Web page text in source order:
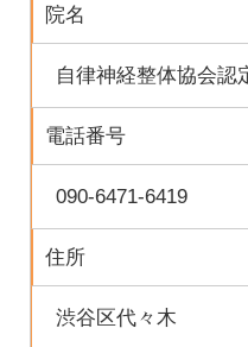
院名
自律神経整体協会認
電話番号
090-6471-6419
住所
渋谷区代々木